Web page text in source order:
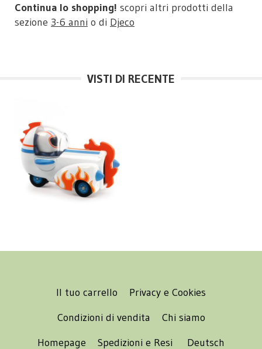
Continua lo shopping! scopri altri prodotti della
sezione 3-6 anni o di Djeco
VISTI DI RECENTE
Il tuo carrello
Privacy e Cookies
Condizioni di vendita
Chi siamo
Homepage
Spedizioni e Resi Deutsch